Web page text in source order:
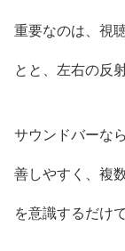
重要なのは、視
とと、左右の反
サウンドバーな
善しやすく、複
を意識するだけ